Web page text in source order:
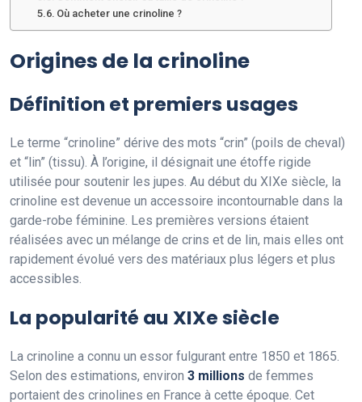
Où acheter une crinoline ?
Origines de la crinoline
Définition et premiers usages
Le terme “crinoline” dérive des mots “crin” (poils de cheval)
et “lin” (tissu). À l’origine, il désignait une étoffe rigide
utilisée pour soutenir les jupes. Au début du XIXe siècle, la
crinoline est devenue un accessoire incontournable dans la
garde-robe féminine. Les premières versions étaient
réalisées avec un mélange de crins et de lin, mais elles ont
rapidement évolué vers des matériaux plus légers et plus
accessibles.
La popularité au XIXe siècle
La crinoline a connu un essor fulgurant entre 1850 et 1865.
Selon des estimations, environ 3 millions de femmes
portaient des crinolines en France à cette époque. Cet